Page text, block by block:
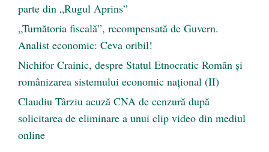
parte din „Rugul Aprins”
„Turnătoria fiscală”, recompensată de Guvern.
Analist economic: Ceva oribil!
Nichifor Crainic, despre Statul Etnocratic Român şi
românizarea sistemului economic naţional (II)
Claudiu Târziu acuză CNA de cenzură după
solicitarea de eliminare a unui clip video din mediul
online